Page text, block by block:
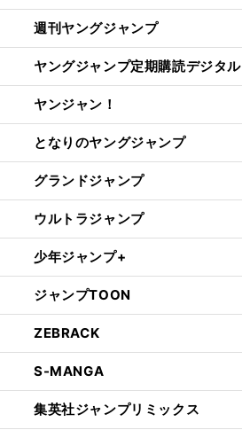
週刊ヤングジャンプ
ヤングジャンプ定期購読デジタル
ヤンジャン！
となりのヤングジャンプ
グランドジャンプ
ウルトラジャンプ
少年ジャンプ+
ジャンプTOON
ZEBRACK
S-MANGA
集英社ジャンプリミックス